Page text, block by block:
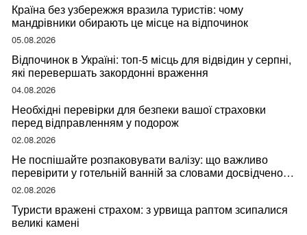
Країна без узбережжя вразила туристів: чому
мандрівники обирають це місце на відпочинок
05.08.2026
Відпочинок в Україні: топ-5 місць для відвідин у серпні,
які перевершать закордонні враження
04.08.2026
Необхідні перевірки для безпеки вашої страховки
перед відправленням у подорож
02.08.2026
Не поспішайте розпаковувати валізу: що важливо
перевірити у готельній ванній за словами досвідченої
мандрівниці
02.08.2026
Туристи вражені страхом: з урвища раптом зсипалися
великі камені